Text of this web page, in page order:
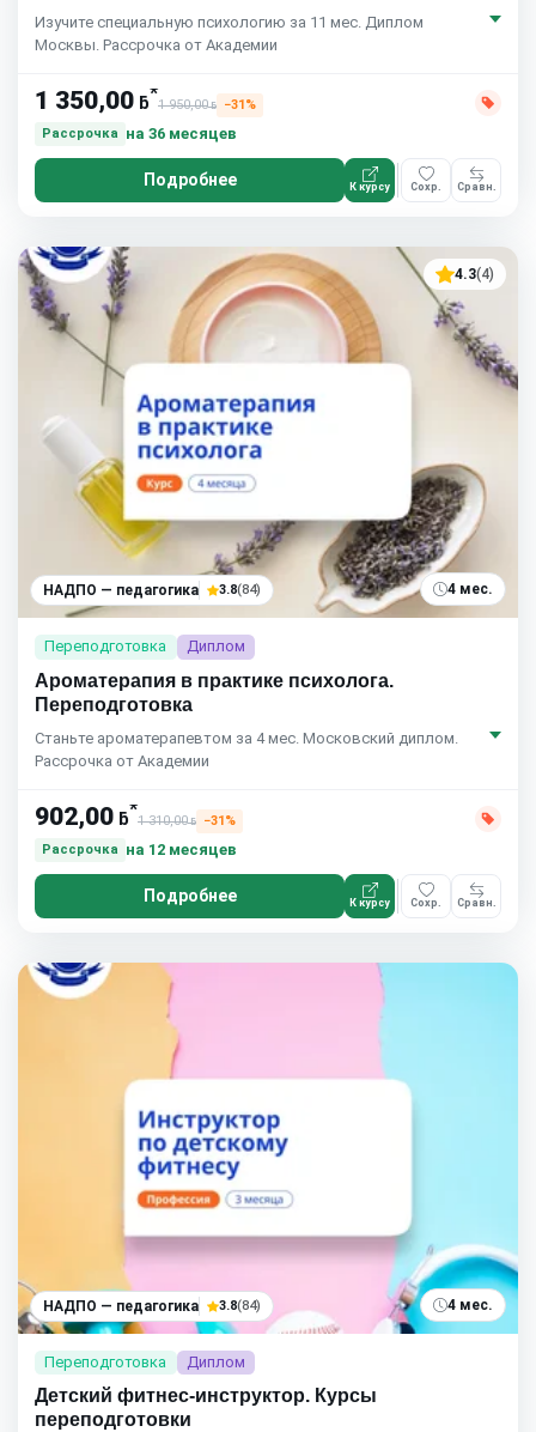
Изучите специальную психологию за 11 мес. Диплом
Москвы. Рассрочка от Академии
1 350,00 ƃ*
1 950,00ƃ
−31%
Рассрочка
на 36 месяцев
Подробнее К курсу Сохр. Сравн.
4.3(4)
НАДПО — педагогика 3.8(84) 4 мес.
Переподготовка Диплом
Ароматерапия в практике психолога.
Переподготовка
Станьте ароматерапевтом за 4 мес. Московский диплом.
Рассрочка от Академии
902,00 ƃ*
1 310,00ƃ
−31%
Рассрочка
на 12 месяцев
Подробнее К курсу Сохр. Сравн.
НАДПО — педагогика 3.8(84) 4 мес.
Переподготовка Диплом
Детский фитнес-инструктор. Курсы
переподготовки